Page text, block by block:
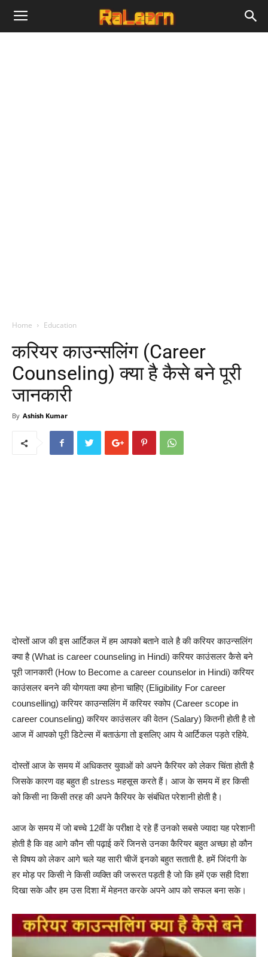
Home Education
करियर काउन्सलिंग (Career
Counseling) क्या है कैसे बने पूरी
जानकारी
By Ashish Kumar
दोस्तों आज की इस आर्टिकल में हम आपको बताने वाले है की करियर काउन्सलिंग
क्या है (What is career counseling in Hindi) करियर काउंसलर कैसे बने
पूरी जानकारी (How to Become a career counselor in Hindi) करियर
काउंसलर बनने की योगयता क्या होना चाहिए (Eligibility For career
counselling) करियर काउन्सलिंग में करियर स्कोप (Career scope in
career counseling) करियर काउंसलर की वेतन (Salary) कितनी होती है तो
आज में आपको पूरी डिटेल्स में बताऊंगा तो इसलिए आप ये आर्टिकल पड़ते रहिये.
दोस्तों आज के समय में अधिकतर युवाओं को अपने कैरियर को लेकर चिंता होती है
जिसके कारण वह बहुत ही stress महसूस करते हैं। आज के समय में हर किसी
को किसी ना किसी तरह की अपने कैरियर के संबंधित परेशानी होती है।
आज के समय में जो बच्चे 12वीं के परीक्षा दे रहे हैं उनको सबसे ज्यादा यह परेशानी
होती है कि वह आगे कौन सी पढ़ाई करें जिनसे उनका कैरियर बहुत अच्छा हो कौन
से विषय को लेकर आगे चले यह सारी चीजें इनको बहुत सताती है.हमें जिंदगी के
हर मोड़ पर किसी ने किसी व्यक्ति की जरूरत पड़ती है जो कि हमें एक सही दिशा
दिखा सके और हम उस दिशा में मेहनत करके अपने आप को सफल बना सके।